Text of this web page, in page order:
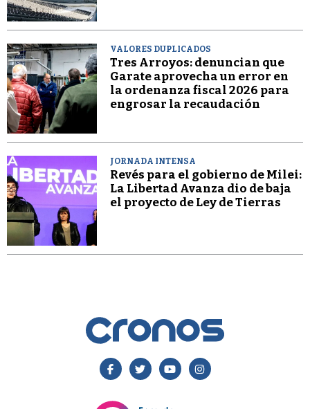
VALORES DUPLICADOS
Tres Arroyos: denuncian que
Garate aprovecha un error en
la ordenanza fiscal 2026 para
engrosar la recaudación
JORNADA INTENSA
Revés para el gobierno de Milei:
La Libertad Avanza dio de baja
el proyecto de Ley de Tierras